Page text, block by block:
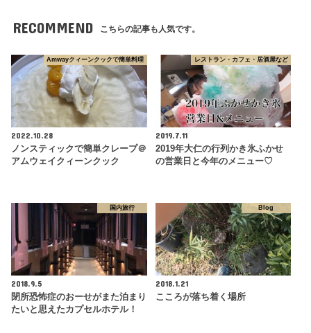
RECOMMEND こちらの記事も人気です。
Amwayクィーンクックで簡単料理
2022.10.28
ノンスティックで簡単クレープ＠
アムウェイクィーンクック
レストラン・カフェ・居酒屋など
2019.7.11
2019年大仁の行列かき氷ふかせ
の営業日と今年のメニュー♡
国内旅行
2018.9.5
閉所恐怖症のおーせがまた泊まり
たいと思えたカプセルホテル！
Blog
2018.1.21
こころが落ち着く場所